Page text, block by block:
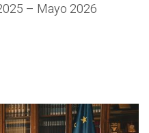
– Mayo 2026